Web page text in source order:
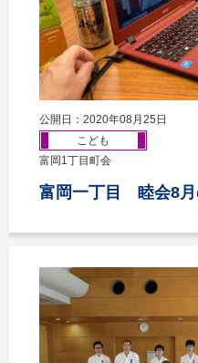
公開日：2020年08月25日
こども
富岡1丁目町会
富岡一丁目 睦会8月